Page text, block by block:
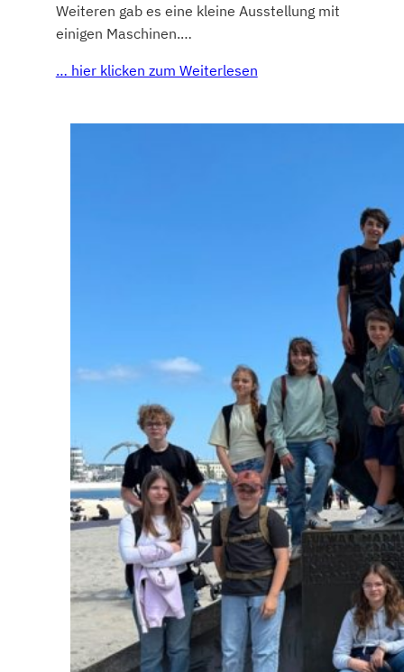
Weiteren gab es eine kleine Ausstellung mit
einigen Maschinen.…
… hier klicken zum Weiterlesen